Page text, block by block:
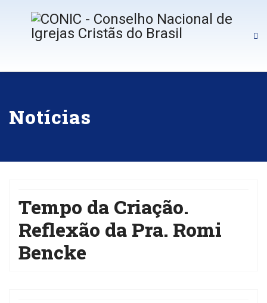
Notícias
Tempo da Criação.
Reflexão da Pra. Romi
Bencke